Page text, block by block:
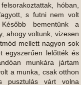
hóban,
s futni nem volt
bementünk a
ahogy voltunk, vizesen
mellett nagyon sok
egyszerűen lelőtték és
munkára jártam
a munka, csak otthon
pusztulás várt volna